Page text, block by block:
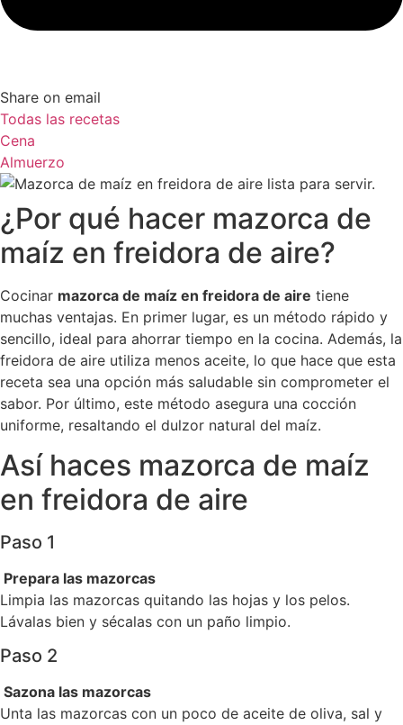
Share on email
Todas las recetas
Cena
Almuerzo
¿Por qué hacer mazorca de
maíz en freidora de aire?
Cocinar mazorca de maíz en freidora de aire tiene
muchas ventajas. En primer lugar, es un método rápido y
sencillo, ideal para ahorrar tiempo en la cocina. Además, la
freidora de aire utiliza menos aceite, lo que hace que esta
receta sea una opción más saludable sin comprometer el
sabor. Por último, este método asegura una cocción
uniforme, resaltando el dulzor natural del maíz.
Así haces mazorca de maíz
en freidora de aire
Paso 1
Prepara las mazorcas
Limpia las mazorcas quitando las hojas y los pelos.
Lávalas bien y sécalas con un paño limpio.
Paso 2
Sazona las mazorcas
Unta las mazorcas con un poco de aceite de oliva, sal y